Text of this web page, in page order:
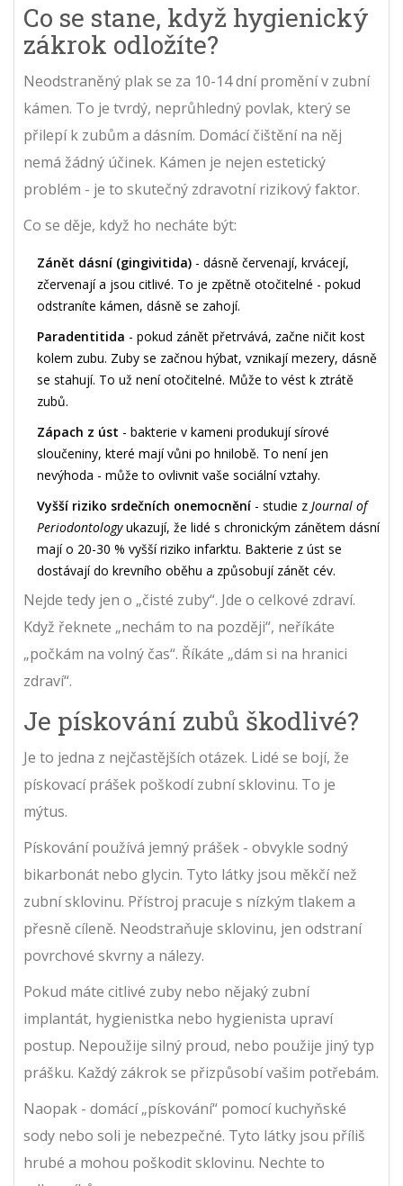
Co se stane, když hygienický
zákrok odložíte?
Neodstraněný plak se za 10-14 dní promění v zubní
kámen. To je tvrdý, neprůhledný povlak, který se
přilepí k zubům a dásním. Domácí čištění na něj
nemá žádný účinek. Kámen je nejen estetický
problém - je to skutečný zdravotní rizikový faktor.
Co se děje, když ho necháte být:
Zánět dásní (gingivitida) - dásně červenají, krvácejí,
zčervenají a jsou citlivé. To je zpětně otočitelné - pokud
odstraníte kámen, dásně se zahojí.
Paradentitida - pokud zánět přetrvává, začne ničit kost
kolem zubu. Zuby se začnou hýbat, vznikají mezery, dásně
se stahují. To už není otočitelné. Může to vést k ztrátě
zubů.
Zápach z úst - bakterie v kameni produkují sírové
sloučeniny, které mají vůni po hnilobě. To není jen
nevýhoda - může to ovlivnit vaše sociální vztahy.
Vyšší riziko srdečních onemocnění - studie z Journal of
Periodontologyukazují, že lidé s chronickým zánětem dásní
mají o 20-30 % vyšší riziko infarktu. Bakterie z úst se
dostávají do krevního oběhu a způsobují zánět cév.
Nejde tedy jen o „čisté zuby“. Jde o celkové zdraví.
Když řeknete „nechám to na později“, neříkáte
„počkám na volný čas“. Říkáte „dám si na hranici
zdraví“.
Je pískování zubů škodlivé?
Je to jedna z nejčastějších otázek. Lidé se bojí, že
pískovací prášek poškodí zubní sklovinu. To je
mýtus.
Pískování používá jemný prášek - obvykle sodný
bikarbonát nebo glycin. Tyto látky jsou měkčí než
zubní sklovinu. Přístroj pracuje s nízkým tlakem a
přesně cíleně. Neodstraňuje sklovinu, jen odstraní
povrchové skvrny a nálezy.
Pokud máte citlivé zuby nebo nějaký zubní
implantát, hygienistka nebo hygienista upraví
postup. Nepoužije silný proud, nebo použije jiný typ
prášku. Každý zákrok se přizpůsobí vašim potřebám.
Naopak - domácí „pískování“ pomocí kuchyňské
sody nebo soli je nebezpečné. Tyto látky jsou příliš
hrubé a mohou poškodit sklovinu. Nechte to